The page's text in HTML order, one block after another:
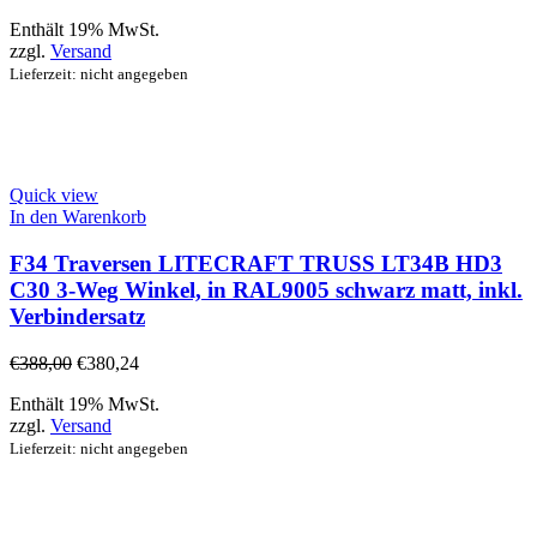
Enthält 19% MwSt.
zzgl. Versand
Lieferzeit: nicht angegeben
Quick view
In den Warenkorb
F34 Traversen LITECRAFT TRUSS LT34B HD3
C30 3-Weg Winkel, in RAL9005 schwarz matt, inkl.
Verbindersatz
€388,00 €380,24
Enthält 19% MwSt.
zzgl. Versand
Lieferzeit: nicht angegeben